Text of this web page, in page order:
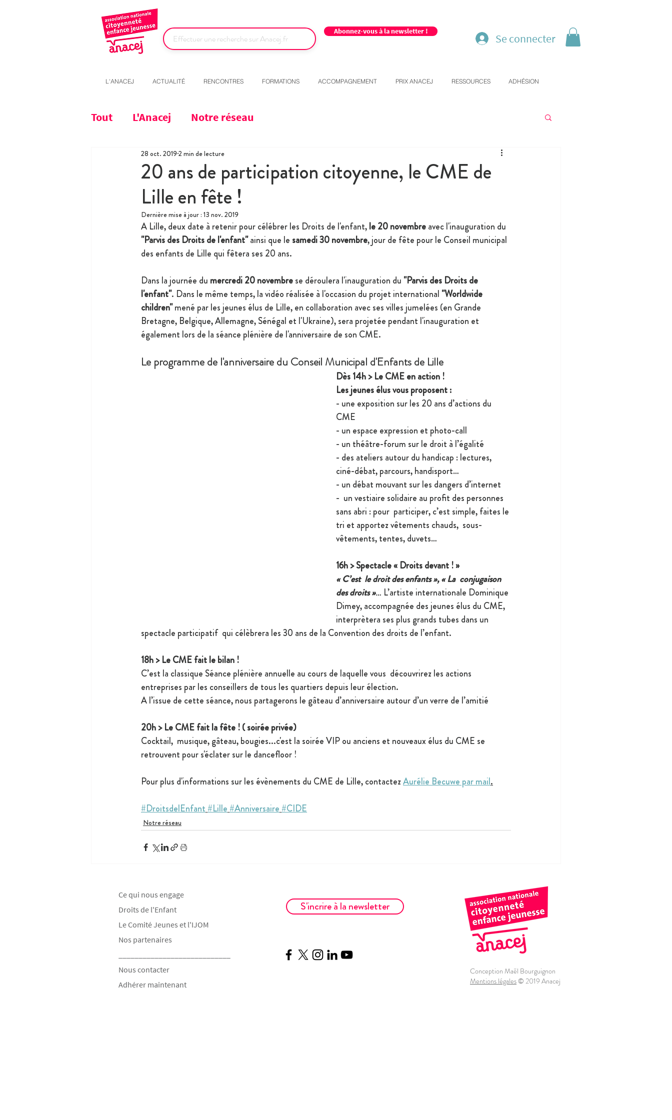
Abonnez-vous à la newsletter !
Se connecter
L'ANACEJ ACTUALITÉ RENCONTRES FORMATIONS ACCOMPAGNEMENT PRIX ANACEJ RESSOURCES ADHÉSION
Tout L'Anacej Notre réseau
20 ans de participation citoyenne, le CME de
Lille en fête !
28 oct. 20192 min de lecture
Dernière mise à jour : 13 nov. 2019
A Lille, deux date à retenir pour célébrer les Droits de l'enfant, le 20 novembre avec l'inauguration du
"Parvis des Droits de l'enfant" ainsi que le samedi 30 novembre, jour de fête pour le Conseil municipal
des enfants de Lille qui fêtera ses 20 ans.
Dans la journée du mercredi 20 novembre se déroulera l'inauguration du "Parvis des Droits de
l'enfant". Dans le même temps, la vidéo réalisée à l'occasion du projet international "Worldwide
children" mené par les jeunes élus de Lille, en collaboration avec ses villes jumelées (en Grande
Bretagne, Belgique, Allemagne, Sénégal et l'Ukraine), sera projetée pendant l'inauguration et
également lors de la séance plénière de l'anniversaire de son CME.
Le programme de l'anniversaire du Conseil Municipal d'Enfants de Lille
Dès 14h > Le CME en action !
Les jeunes élus vous proposent :
- une exposition sur les 20 ans d’actions du
CME
- un espace expression et photo-call
- un théâtre-forum sur le droit à l’égalité
- des ateliers autour du handicap : lectures,
ciné-débat, parcours, handisport…
- un débat mouvant sur les dangers d’internet
-  un vestiaire solidaire au profit des personnes
sans abri : pour  participer, c’est simple, faites le
tri et apportez vêtements chauds,  sous-
vêtements, tentes, duvets…
16h > Spectacle « Droits devant ! »
« C’est  le droit des enfants », « La  conjugaison
des droits »… L’artiste internationale Dominique
Dimey, accompagnée des jeunes élus du CME,
interprètera ses plus grands tubes dans un
spectacle participatif  qui célèbrera les 30 ans de la Convention des droits de l’enfant.
18h > Le CME fait le bilan !
C’est la classique Séance plénière annuelle au cours de laquelle vous  découvrirez les actions
entreprises par les conseillers de tous les quartiers depuis leur élection.
A l’issue de cette séance, nous partagerons le gâteau d’anniversaire autour d’un verre de l’amitié
20h > Le CME fait la fête ! ( soirée privée)
Cocktail,  musique, gâteau, bougies...c'est la soirée VIP ou anciens et nouveaux élus du CME se
retrouvent pour s'éclater sur le dancefloor !
Pour plus d'informations sur les évènements du CME de Lille, contactez Aurélie Becuwe par mail.
#DroitsdelEnfant#Lille#Anniversaire#CIDE
Notre réseau
Ce qui nous engage
Droits de l'Enfant
Le Comité Jeunes et l'IJOM
Nos partenaires
Nous contacter
Adhérer maintenant
S'incrire à la newsletter
Conception Maël Bourguignon
Mentions légales© 2019 Anacej